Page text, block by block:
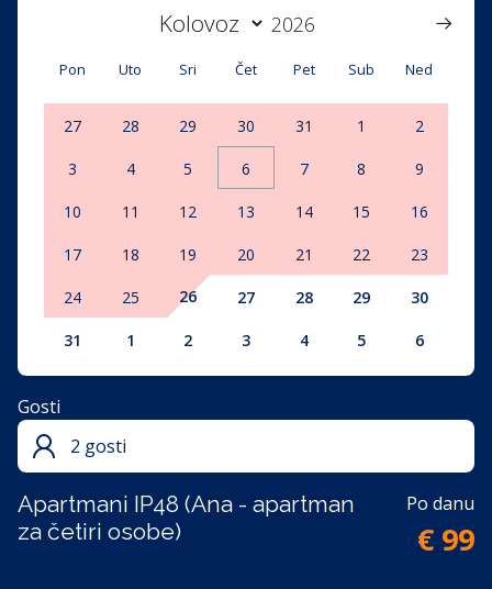
Pon Uto Sri Čet Pet Sub Ned
27 28 29 30 31 1 2
3 4 5 6 7 8 9
10 11 12 13 14 15 16
17 18 19 20 21 22 23
24 25 26 27 28 29 30
31 1 2 3 4 5 6
Apartmani IP48 (Ana - apartman
za četiri osobe)
Po danu
€ 99
Gosti
2 gosti